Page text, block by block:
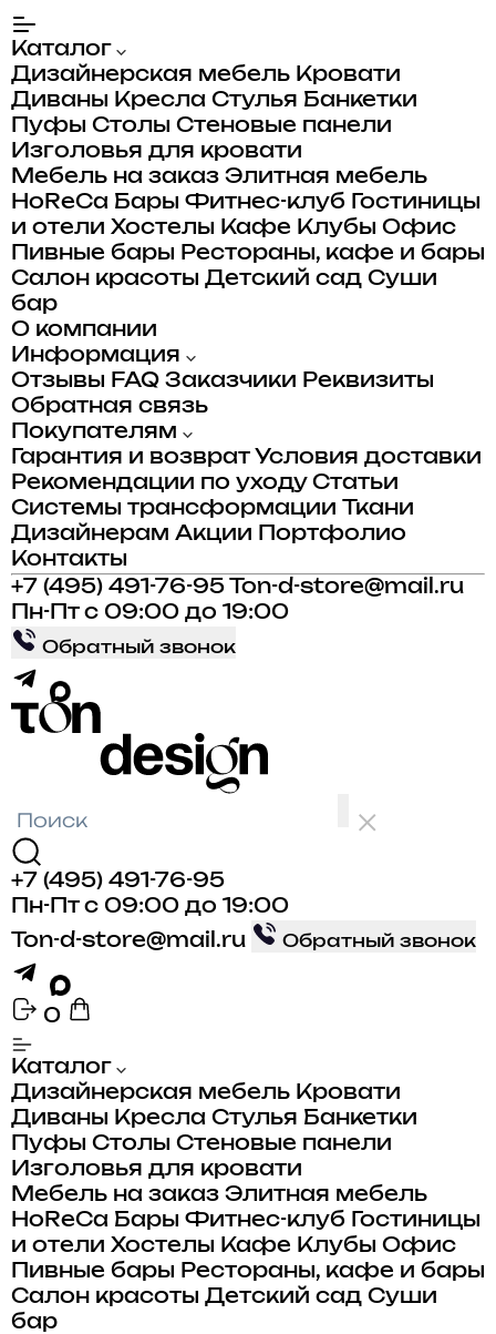
Каталог
Дизайнерская мебель Кровати
Диваны Кресла Стулья Банкетки
Пуфы Столы Стеновые панели
Изголовья для кровати
Мебель на заказ Элитная мебель
HoReCa Бары Фитнес-клуб
Гостиницы
и отели Хостелы Кафе Клубы Офис
Пивные бары Рестораны, кафе и бары
Салон красоты Детский сад Суши
бар
О компании
Информация
Отзывы FAQ Заказчики Реквизиты
Обратная связь
Покупателям
Гарантия и возврат Условия доставки
Рекомендации по уходу Статьи
Системы трансформации
Ткани
Дизайнерам Акции
Портфолио
Контакты
+7 (495) 491-76-95
Ton-d-store@mail.ru
Пн-Пт с 09:00 до 19:00
Обратный звонок
+7 (495) 491-76-95
Пн-Пт с 09:00 до 19:00
Ton-d-store@mail.ru
Обратный звонок
0
Каталог
Дизайнерская мебель Кровати
Диваны Кресла Стулья Банкетки
Пуфы Столы Стеновые панели
Изголовья для кровати
Мебель на заказ Элитная мебель
HoReCa Бары Фитнес-клуб
Гостиницы
и отели Хостелы Кафе Клубы Офис
Пивные бары Рестораны, кафе и бары
Салон красоты Детский сад Суши
бар